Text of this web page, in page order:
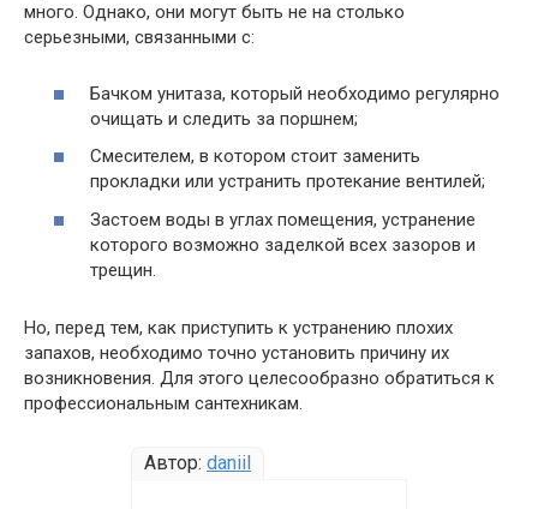
много. Однако, они могут быть не на столько
серьезными, связанными с:
Бачком унитаза, который необходимо регулярно
очищать и следить за поршнем;
Смесителем, в котором стоит заменить
прокладки или устранить протекание вентилей;
Застоем воды в углах помещения, устранение
которого возможно заделкой всех зазоров и
трещин.
Но, перед тем, как приступить к устранению плохих
запахов, необходимо точно установить причину их
возникновения. Для этого целесообразно обратиться к
профессиональным сантехникам.
Автор: daniil